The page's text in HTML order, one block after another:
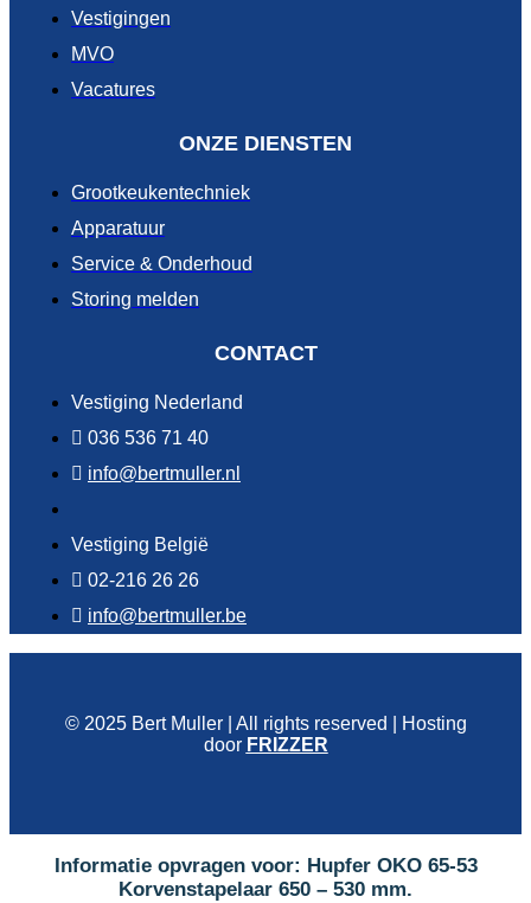
Vestigingen
MVO
Vacatures
ONZE DIENSTEN
Grootkeukentechniek
Apparatuur
Service & Onderhoud
Storing melden
CONTACT
Vestiging Nederland
036 536 71 40
info@bertmuller.nl
Vestiging België
02-216 26 26
info@bertmuller.be
© 2025 Bert Muller | All rights reserved | Hosting
door FRIZZER
Informatie opvragen voor: Hupfer OKO 65-53
Korvenstapelaar 650 – 530 mm.